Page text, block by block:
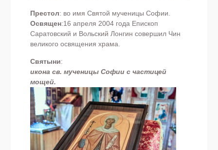
Престол: во имя Святой мученицы Софии.
Освящен:16 апреля 2004 года Епископ
Саратовский и Вольский Лонгин совершил Чин
великого освящения храма.
Святыни:
икона св. мученицы Софии с частицей
мощей.